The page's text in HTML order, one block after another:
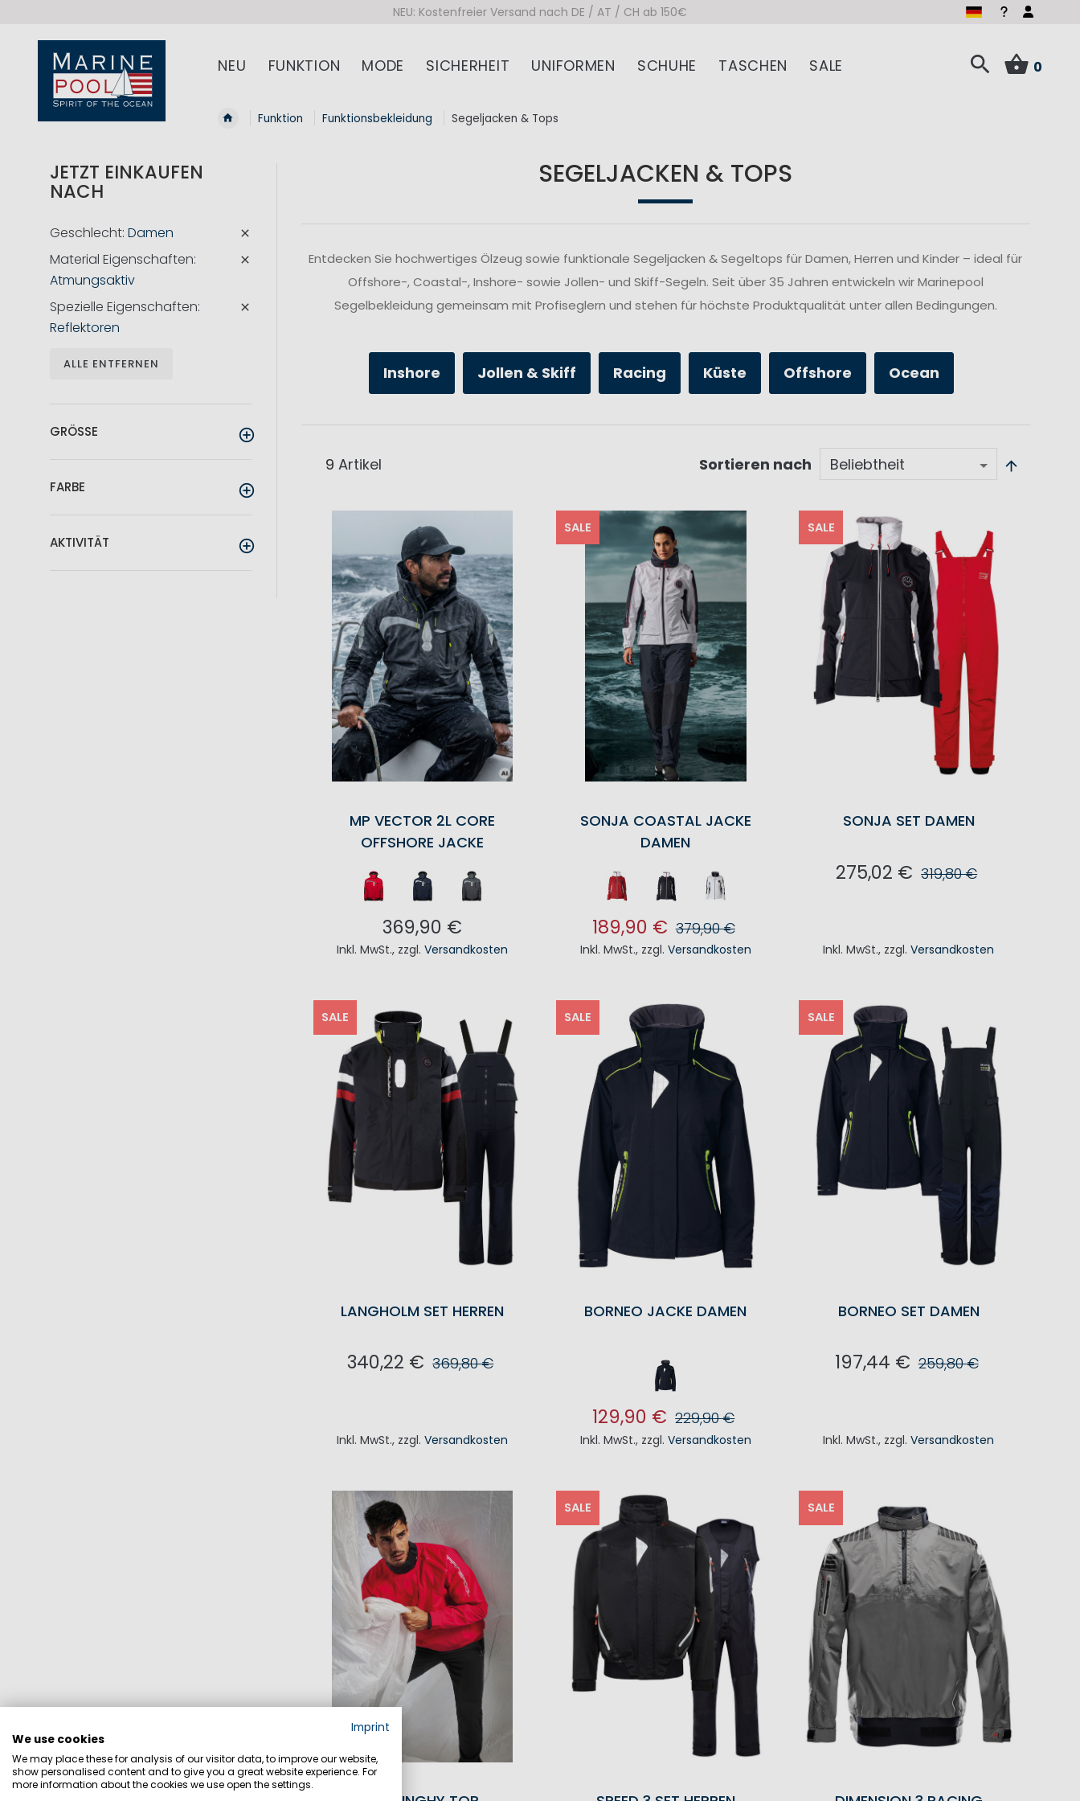
NEU: Kostenfreier Versand nach DE / AT / CH ab 150€
NEU FUNKTION MODE SICHERHEIT UNIFORMEN SCHUHE TASCHEN SALE 0
Funktion Funktionsbekleidung Segeljacken & Tops
SEGELJACKEN & TOPS
Entdecken Sie hochwertiges Ölzeug sowie funktionale Segeljacken & Segeltops für Damen, Herren und Kinder – ideal für
Offshore-, Coastal-, Inshore- sowie Jollen- und Skiff-Segeln. Seit über 35 Jahren entwickeln wir Marinepool
Segelbekleidung gemeinsam mit Profiseglern und stehen für höchste Produktqualität unter allen Bedingungen.
Inshore Jollen & Skiff Racing Küste Offshore Ocean
9 Artikel Sortieren nach
MP VECTOR 2L CORE
OFFSHORE JACKE
369,90 €
Inkl. MwSt., zzgl.Versandkosten
SALE
SONJA COASTAL JACKE
DAMEN
189,90 € 379,90 €
Inkl. MwSt., zzgl. Versandkosten
SALE
SONJA SET DAMEN
275,02 € 319,80 €
Inkl. MwSt., zzgl.Versandkosten
SALE
LANGHOLM SET HERREN
340,22 € 369,80 €
Inkl. MwSt., zzgl.Versandkosten
SALE
BORNEO JACKE DAMEN
129,90 € 229,90 €
Inkl. MwSt., zzgl. Versandkosten
SALE
BORNEO SET DAMEN
197,44 € 259,80 €
Inkl. MwSt., zzgl.Versandkosten
SALE SALE
JETZT EINKAUFEN
NACH
Geschlecht Damen
Material Eigenschaften
Atmungsaktiv
Spezielle Eigenschaften
Reflektoren
ALLE ENTFERNEN
GRÖSSE
FARBE
AKTIVITÄT
Imprint
We use cookies
We may place these for analysis of our visitor data, to improve our website,
show personalised content and to give you a great website experience. For
more information about the cookies we use open the settings.